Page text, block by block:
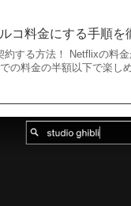
コ料金にする手順を
約する方法！ Netflixの料
の料金の半額以下で楽し